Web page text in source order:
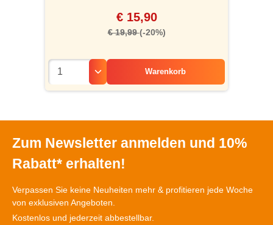
€ 15,90
€ 19,99(-20%)
Warenkorb
Zum Newsletter anmelden und 10%
Rabatt* erhalten!
Verpassen Sie keine Neuheiten mehr & profitieren jede Woche
von exklusiven Angeboten.
Kostenlos und jederzeit abbestellbar.